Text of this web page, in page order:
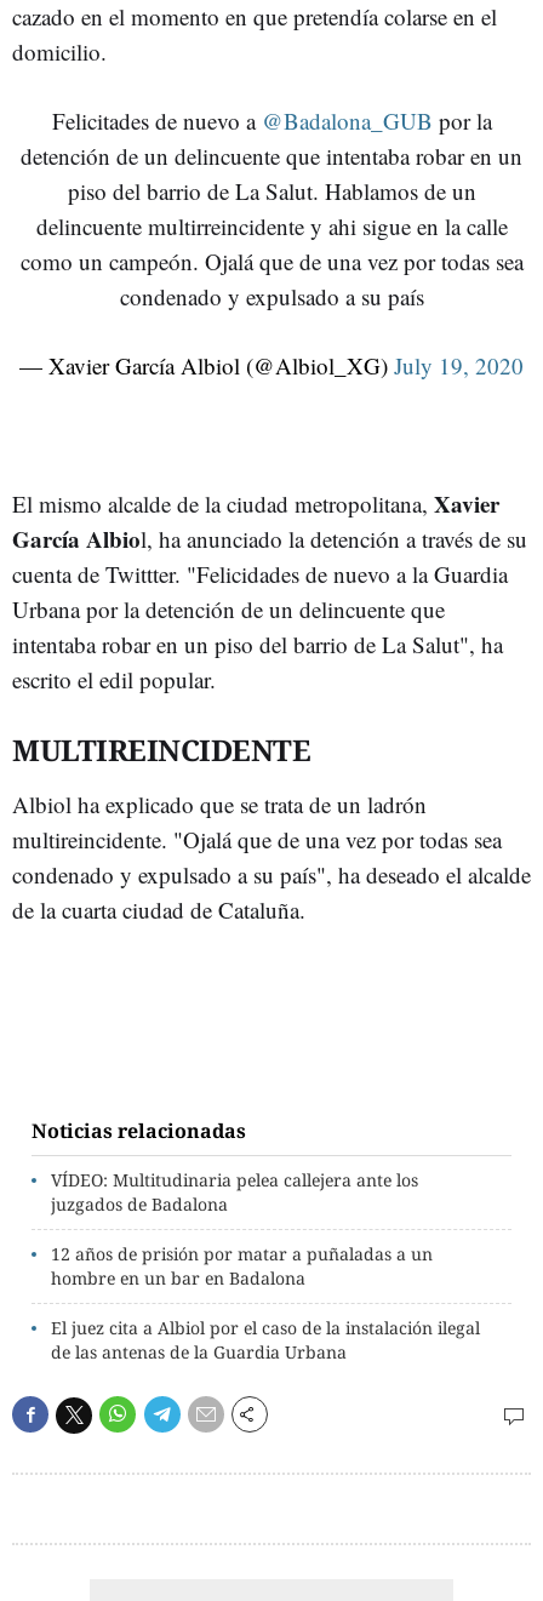
cazado en el momento en que pretendía colarse en el
domicilio.
Felicitades de nuevo a @Badalona_GUB por la
detención de un delincuente que intentaba robar en un
piso del barrio de La Salut. Hablamos de un
delincuente multirreincidente y ahi sigue en la calle
como un campeón. Ojalá que de una vez por todas sea
condenado y expulsado a su país
— Xavier García Albiol (@Albiol_XG) July 19, 2020
El mismo alcalde de la ciudad metropolitana, Xavier
García Albiol, ha anunciado la detención a través de su
cuenta de Twittter. "Felicidades de nuevo a la Guardia
Urbana por la detención de un delincuente que
intentaba robar en un piso del barrio de La Salut", ha
escrito el edil popular.
MULTIREINCIDENTE
Albiol ha explicado que se trata de un ladrón
multireincidente. "Ojalá que de una vez por todas sea
condenado y expulsado a su país", ha deseado el alcalde
de la cuarta ciudad de Cataluña.
Noticias relacionadas
VÍDEO: Multitudinaria pelea callejera ante los
juzgados de Badalona
12 años de prisión por matar a puñaladas a un
hombre en un bar en Badalona
El juez cita a Albiol por el caso de la instalación ilegal
de las antenas de la Guardia Urbana